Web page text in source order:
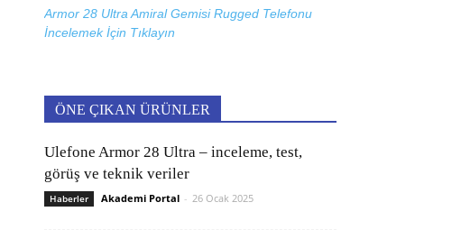
Armor 28 Ultra Amiral Gemisi Rugged Telefonu
İncelemek İçin Tıklayın
ÖNE ÇIKAN ÜRÜNLER
Ulefone Armor 28 Ultra – inceleme, test,
görüş ve teknik veriler
Haberler Akademi Portal - 26 Ocak 2025